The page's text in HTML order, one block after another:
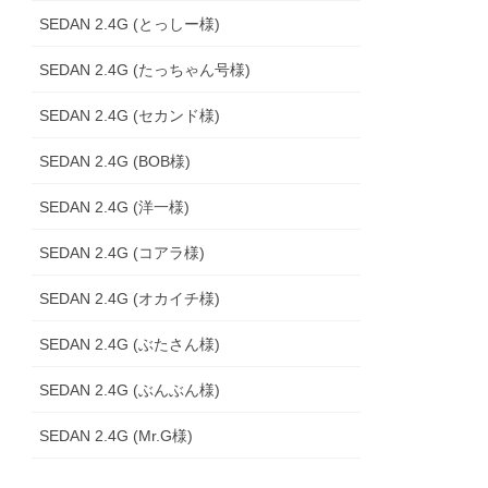
SEDAN 2.4G (とっしー様)
SEDAN 2.4G (たっちゃん号様)
SEDAN 2.4G (セカンド様)
SEDAN 2.4G (BOB様)
SEDAN 2.4G (洋一様)
SEDAN 2.4G (コアラ様)
SEDAN 2.4G (オカイチ様)
SEDAN 2.4G (ぶたさん様)
SEDAN 2.4G (ぶんぶん様)
SEDAN 2.4G (Mr.G様)